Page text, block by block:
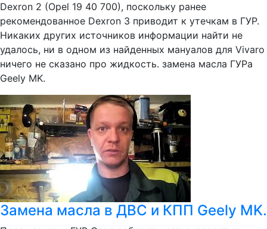
Dexron 2 (Opel 19 40 700), поскольку ранее
рекомендованное Dexron 3 приводит к утечкам в ГУР.
Никаких других источников информации найти не
удалось, ни в одном из найденных мануалов для Vivaro
ничего не сказано про жидкость. замена масла ГУРа
Geely MK.
Замена масла в ДВС и КПП Geely MK.